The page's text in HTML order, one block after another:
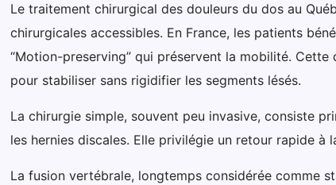
Le traitement chirurgical des douleurs du dos au
chirurgicales accessibles. En France, les patients
“Motion-preserving” qui préservent la mobilité.
pour stabiliser sans rigidifier les segments lésés.
La chirurgie simple, souvent peu invasive, consiste
les hernies discales. Elle privilégie un retour rapide à
La fusion vertébrale, longtemps considérée comme